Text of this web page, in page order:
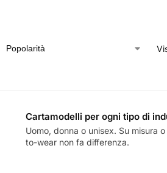
Cartamodelli per ogni tipo di
Uomo, donna o unisex. Su misura
to-wear non fa differenza.